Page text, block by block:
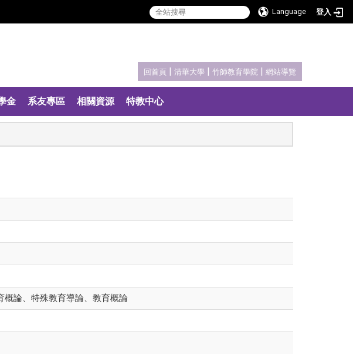
Language 登入
回首頁 | 清華大學 | 竹師教育學院 | 網站導覽
金 系友專區 相關資源 特教中心
論、特殊教育導論、教育概論